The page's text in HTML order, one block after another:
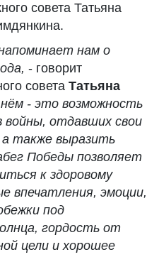
совета Татьяна
нам о
- говорит
совета Татьяна
- это возможность
отдавших свои
а также выразить
Победы позволяет
к здоровому
впечатления, эмоции,
под
гордость от
цели и хорошее